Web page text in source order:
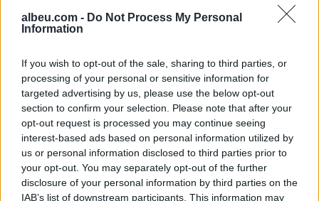
albeu.com - Do Not Process My Personal
Information
If you wish to opt-out of the sale, sharing to third parties, or
processing of your personal or sensitive information for
targeted advertising by us, please use the below opt-out
section to confirm your selection. Please note that after your
opt-out request is processed you may continue seeing
interest-based ads based on personal information utilized by
us or personal information disclosed to third parties prior to
your opt-out. You may separately opt-out of the further
disclosure of your personal information by third parties on the
IAB’s list of downstream participants. This information may
Zjarr në Gjirokastër/ Izolohet
në kufirin mes Golemit dhe
Progonatit